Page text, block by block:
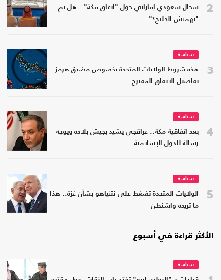
2
سجال سعودي إماراتي حول "اتفاق مكة".. هل تم
"تهميش الخليج؟"
3
سياسة
هذه شروط الولايات المتحدة بخصوص مضيق هرمز..
تفاصيل الاتفاق المقترح
4
سياسة
بعد اتفاقية مكة.. عراقجي يشيد بجيش بلاده ويوجه
رسالة للدول الإسلامية
5
سياسة
الولايات المتحدة تضغط على نتنياهو بشأن غزة.. هذا
ما تريده واشنطن
الأكثر قراءة في أسبوع
سياسة